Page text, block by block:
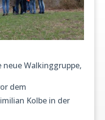
Walkinggruppe,
dem
Kolbe in der